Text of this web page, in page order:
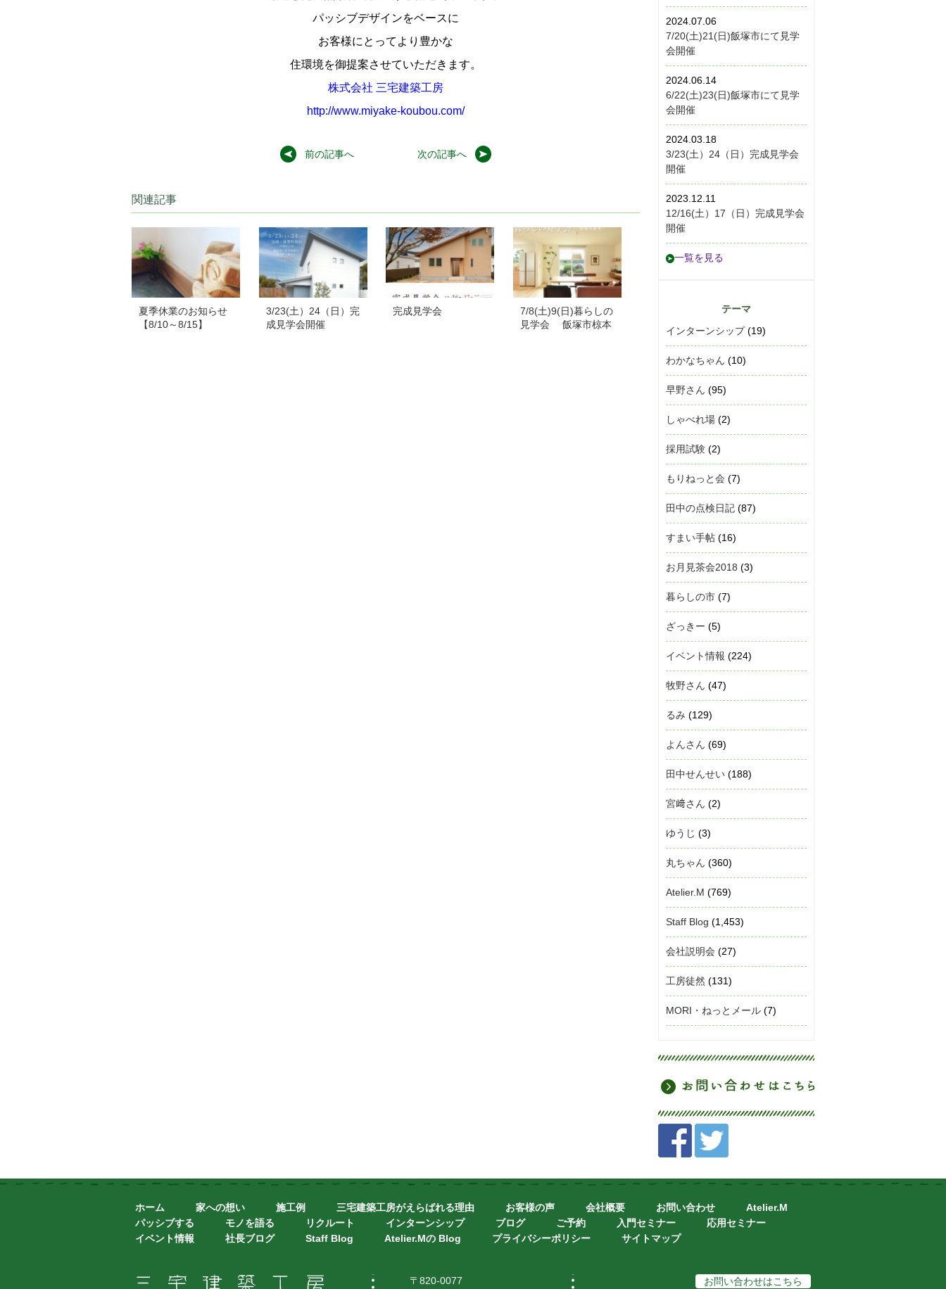
パッシブデザインをベースに
お客様にとってより豊かな
住環境を御提案させていただきます。
株式会社 三宅建築工房
http://www.miyake-koubou.com/
前の記事へ 次の記事へ
関連記事
夏季休業のお知らせ
【8/10～8/15】
3/23(土）24（日）完
成見学会開催
完成見学会
7/8(土)9(日)暮らしの
見学会 飯塚市椋本
2024.07.06
7/20(土)21(日)飯塚市にて見学
会開催
2024.06.14
6/22(土)23(日)飯塚市にて見学
会開催
2024.03.18
3/23(土）24（日）完成見学会
開催
2023.12.11
12/16(土）17（日）完成見学会
開催
一覧を見る
テーマ
インターンシップ(19)
わかなちゃん (10)
早野さん (95)
しゃべれ場 (2)
採用試験 (2)
もりねっと会 (7)
田中の点検日記 (87)
すまい手帖 (16)
お月見茶会2018 (3)
暮らしの市 (7)
ざっきー (5)
イベント情報 (224)
牧野さん (47)
るみ (129)
よんさん (69)
田中せんせい (188)
宮﨑さん (2)
ゆうじ (3)
丸ちゃん (360)
Atelier.M (769)
Staff Blog (1,453)
会社説明会 (27)
工房徒然 (131)
MORI・ねっとメール (7)
ホーム 家への想い 施工例 三宅建築工房がえらばれる理由 お客様の声 会社概要 お問い合わせ
Atelier.M
パッシブする
モノを語る リクルート インターンシップ ブログ ご予約 入門セミナー
応用セミナー
イベント情報
社長ブログ Staff Blog Atelier.Mの Blog プライバシーポリシー サイトマップ
〒820-0077
お問い合わせはこちら